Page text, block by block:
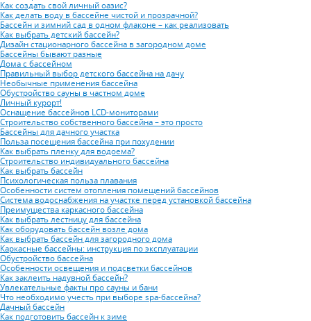
Как создать свой личный оазис?
Как делать воду в бассейне чистой и прозрачной?
Бассейн и зимний сад в одном флаконе – как реализовать
Как выбрать детский бассейн?
Дизайн стационарного бассейна в загородном доме
Бассейны бывают разные
Дома с бассейном
Правильный выбор детского бассейна на дачу
Необычные применения бассейна
Обустройство сауны в частном доме
Личный курорт!
Оснащение бассейнов LCD-мониторами
Строительство собственного бассейна – это просто
Бассейны для дачного участка
Польза посещения бассейна при похудении
Как выбрать пленку для водоема?
Строительство индивидуального бассейна
Как выбрать бассейн
Психологическая польза плавания
Особенности систем отопления помещений бассейнов
Система водоснабжения на участке перед установкой бассейна
Преимущества каркасного бассейна
Как выбрать лестницу для бассейна
Как оборудовать бассейн возле дома
Как выбрать бассейн для загородного дома
Каркасные бассейны: инструкция по эксплуатации
Обустройство бассейна
Особенности освещения и подсветки бассейнов
Как заклеить надувной бассейн?
Увлекательные факты про сауны и бани
Что необходимо учесть при выборе spa-бассейна?
Дачный бассейн
Как подготовить бассейн к зиме